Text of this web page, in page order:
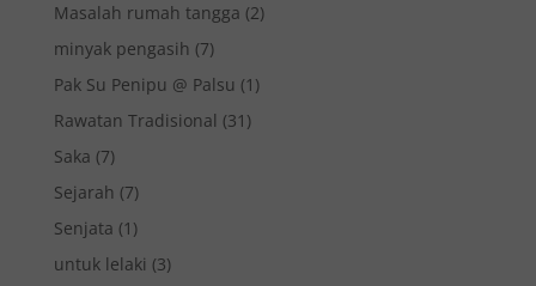
Masalah rumah tangga (2)
minyak pengasih (7)
Pak Su Penipu @ Palsu (1)
Rawatan Tradisional (31)
Saka (7)
Sejarah (7)
Senjata (1)
untuk lelaki (3)